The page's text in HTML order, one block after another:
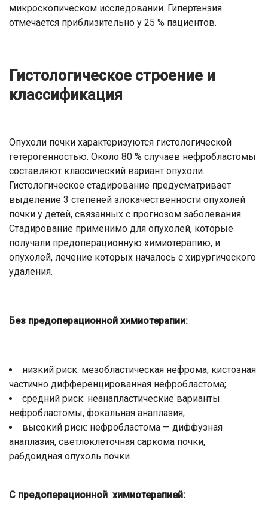
микроскопическом исследовании. Гипертензия
отмечается приблизительно у 25 % пациентов.
Гистологическое строение и
классификация
Опухоли почки характеризуются гистологической
гетерогенностью. Около 80 % случаев нефробластомы
составляют классический вариант опухоли.
Гистологическое стадирование предусматривает
выделение 3 степеней злокачественности опухолей
почки у детей, связанных с прогнозом заболевания.
Стадирование применимо для опухолей, которые
получали предоперационную химиотерапию, и
опухолей, лечение которых началось с хирургического
удаления.
Без предоперационной химиотерапии:
низкий риск: мезобластическая нефрома, кистозная
частично дифференцированная нефробластома;
средний риск: неанапластические варианты
нефробластомы, фокальная анаплазия;
высокий риск: нефробластома — диффузная
анаплазия, светлоклеточная саркома почки,
рабдоидная опухоль почки.
С предоперационной химиотерапией: